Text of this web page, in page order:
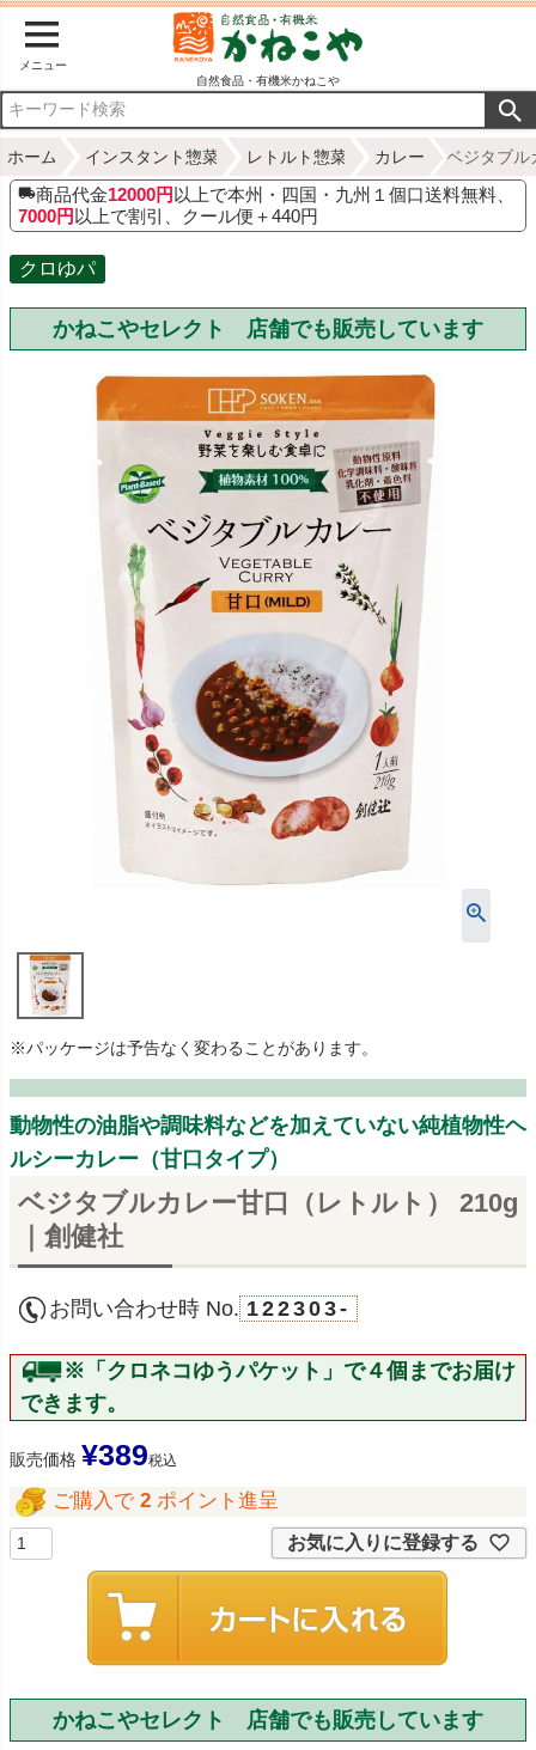
メニュー
自然食品・有機米かねこや
ホーム インスタント惣菜 レトルト惣菜 カレー ベジタブル
商品代金12000円 以上で本州・四国・九州１個口送料無料、
7000円 以上で割引、クール便＋440円
クロゆパ
かねこやセレクト 店舗でも販売しています
※パッケージは予告なく変わることがあります。
動物性の油脂や調味料などを加えていない純植物性ヘ
ルシーカレー（甘口タイプ）
ベジタブルカレー甘口（レトルト） 210g
｜創健社
お問い合わせ時 No. 122303-
※「クロネコゆうパケット」で４個までお届け
できます。
販売価格 ¥389税込
ご購入で 2 ポイント進呈
お気に入りに登録する
かねこやセレクト 店舗でも販売しています